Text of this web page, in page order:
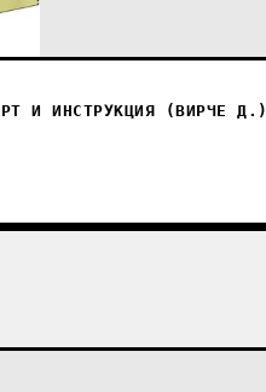
И ИНСТРУКЦИЯ (ВИРЧЕ Д.)